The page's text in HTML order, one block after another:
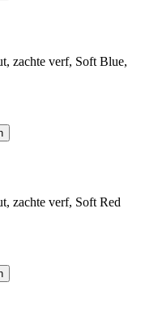
zachte verf, Soft Blue,
zachte verf, Soft Red